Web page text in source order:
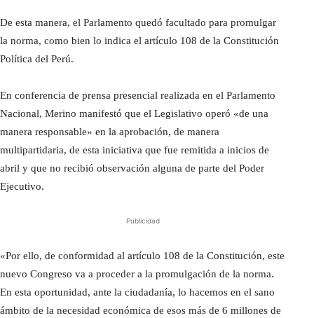
De esta manera, el Parlamento quedó facultado para promulgar
la norma, como bien lo indica el artículo 108 de la Constitución
Política del Perú.
En conferencia de prensa presencial realizada en el Parlamento
Nacional, Merino manifestó que el Legislativo operó «de una
manera responsable» en la aprobación, de manera
multipartidaria, de esta iniciativa que fue remitida a inicios de
abril y que no recibió observación alguna de parte del Poder
Ejecutivo.
Publicidad
«Por ello, de conformidad al artículo 108 de la Constitución, este
nuevo Congreso va a proceder a la promulgación de la norma.
En esta oportunidad, ante la ciudadanía, lo hacemos en el sano
ámbito de la necesidad económica de esos más de 6 millones de